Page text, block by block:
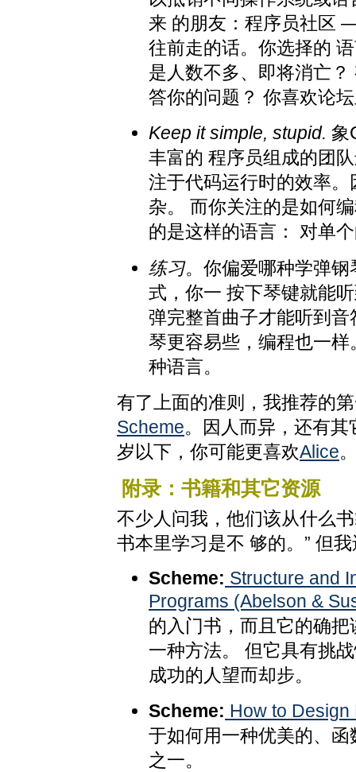
来 的朋友：程序员社区
往前走的话。你选择的
是人数不多、即将消亡
答你的问题？ 你喜欢论
Keep it simple, stupid. 象
丰富的 程序员组成的团
注于代码运行时的效率
杂。 而你关注的是如何
的是这样的语言： 对单
练习。你偏爱哪种学弹
式，你一 按下琴键就能
弹完整首曲子才能听到
琴更容易些，编程也一
种语言。
有了上面的准则，我推荐的
Scheme。因人而异，还有
岁以下，你可能更喜欢Alice
附录：书籍和其它资源
不少人问我，他们该从什么
书本里学习是不 够的。” 但
Scheme: Structure and
Programs (Abelson &
的入门书，而且它的确
一种方法。 但它具有挑
成功的人望而却步。
Scheme: How to Design
于如何用一种优美的、
之一。